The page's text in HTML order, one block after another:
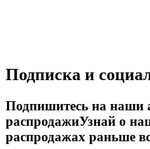
Подписка и
Подпишитесь на наши
распродажиУзнай о
распродажах раньше